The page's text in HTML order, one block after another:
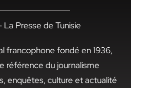
Presse de Tunisie
francophone fondé en 1936,
référence du journalisme
enquêtes, culture et actualité